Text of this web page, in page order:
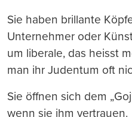
Sie haben brillante
Unternehmer oder
um liberale, das heisst
man ihr Judentum oft
Sie öffnen sich dem
wenn sie ihm vertrauen.